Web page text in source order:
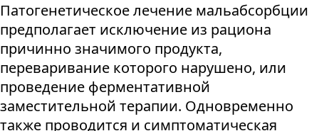
Патогенетическое лечение мальабсорбции
предполагает исключение из рациона
причинно значимого продукта,
переваривание которого нарушено, или
проведение ферментативной
заместительной терапии. Одновременно
также проводится и симптоматическая